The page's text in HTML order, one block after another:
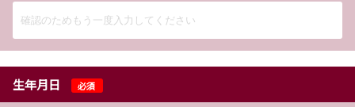
生年月日 必須